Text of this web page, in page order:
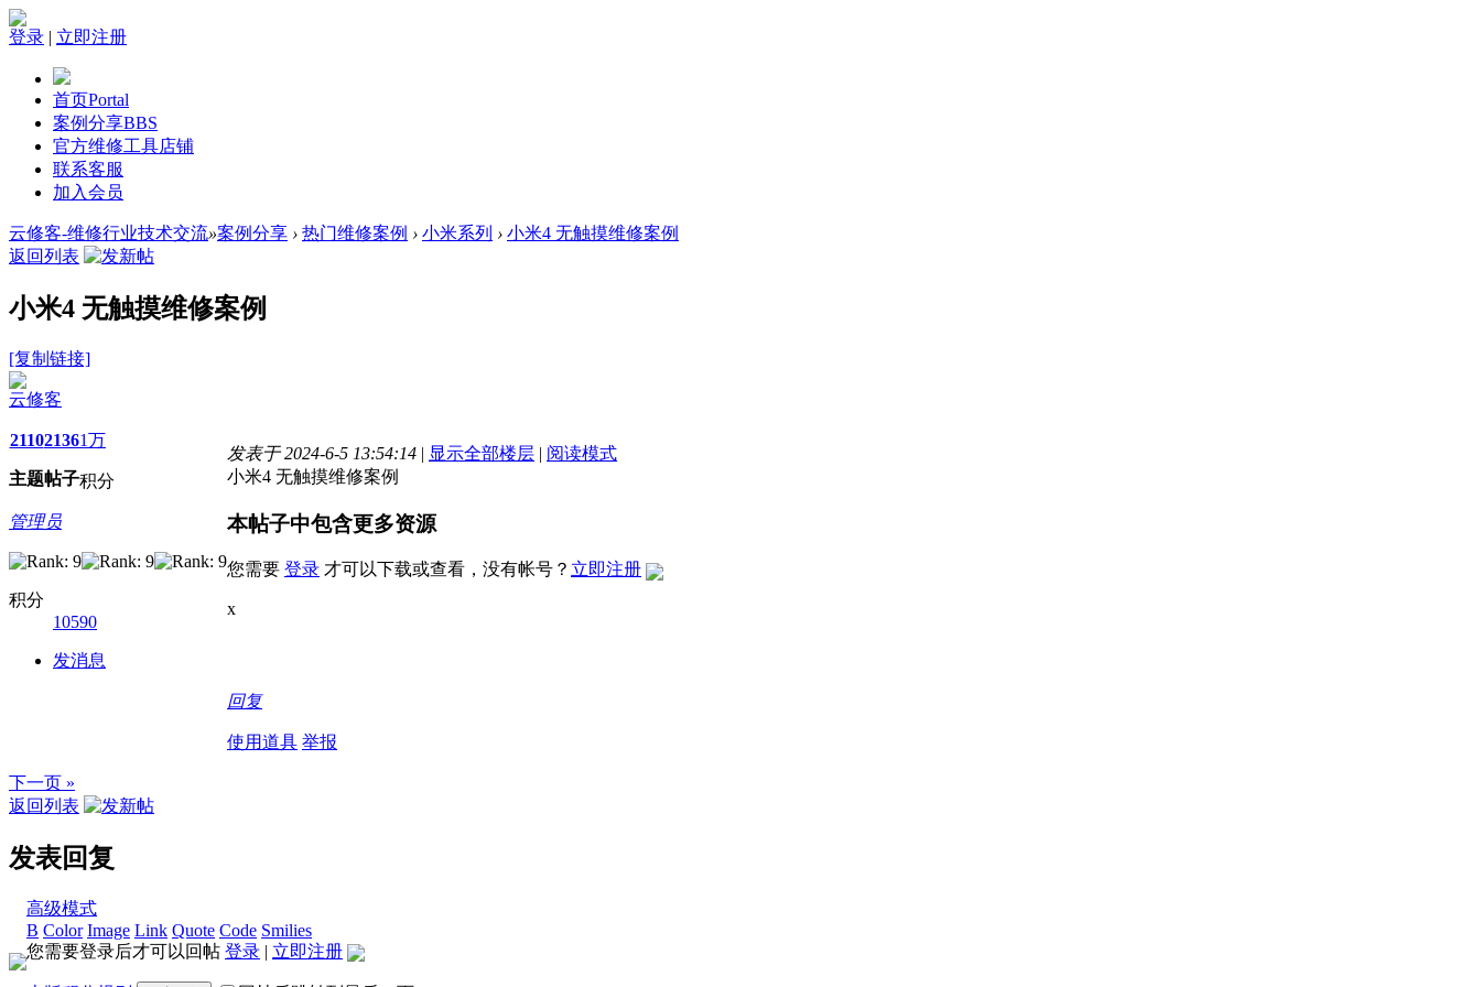
登录 | 立即注册
首页Portal
案例分享BBS
官方维修工具店铺
联系客服
加入会员
云修客-维修行业技术交流»案例分享 › 热门维修案例 › 小米系列 › 小米4 无触摸维修案例
返回列表
小米4 无触摸维修案例
[复制链接]
云修客
2110
主题
2136
帖子
1万
积分
管理员
积分
10590
发消息
发表于 2024-6-5 13:54:14 | 显示全部楼层 | 阅读模式
小米4 无触摸维修案例
本帖子中包含更多资源
您需要 登录 才可以下载或查看，没有帐号？ 立即注册
x
回复
使用道具 举报
下一页 »
返回列表
发表回复
高级模式
B Color Image Link Quote Code Smilies
您需要登录后才可以回帖 登录 | 立即注册